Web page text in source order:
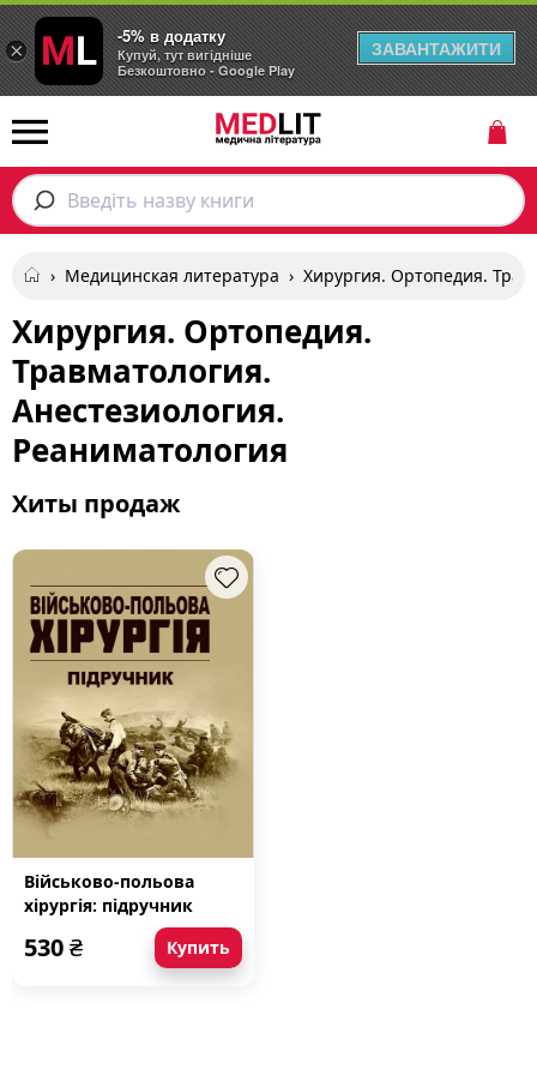
Введіть назву книги
› Медицинская литература › Хирургия. Ортопедия.
Хирургия. Ортопедия.
Травматология.
Анестезиология.
Реаниматология
Хиты продаж
Військово-польова
хірургія: підручник
530₴ Купить
×
-5% в додатку
Купуй, тут вигідніше
Безкоштовно - Google Play
ЗАВАНТАЖИТИ